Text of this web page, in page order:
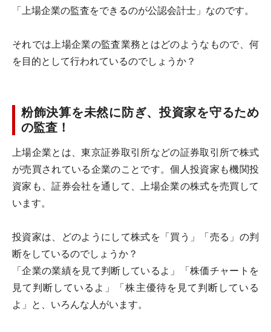
「上場企業の監査をできるのが公認会計士」なのです。
それでは上場企業の監査業務とはどのようなもので、何
を目的として行われているのでしょうか？
粉飾決算を未然に防ぎ、投資家を守るため
の監査！
上場企業とは、東京証券取引所などの証券取引所で株式
が売買されている企業のことです。個人投資家も機関投
資家も、証券会社を通して、上場企業の株式を売買して
います。
投資家は、どのようにして株式を「買う」「売る」の判
断をしているのでしょうか？
「企業の業績を見て判断しているよ」「株価チャートを
見て判断しているよ」「株主優待を見て判断している
よ」と、いろんな人がいます。